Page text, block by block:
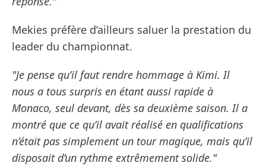
Mekies préfère d’ailleurs saluer la prestation du
leader du championnat.
"Je pense qu’il faut rendre hommage à Kimi. Il
nous a tous surpris en étant aussi rapide à
Monaco, seul devant, dès sa deuxième saison. Il a
montré que ce qu’il avait réalisé en qualifications
n’était pas simplement un tour magique, mais qu’il
disposait d’un rythme extrêmement solide."